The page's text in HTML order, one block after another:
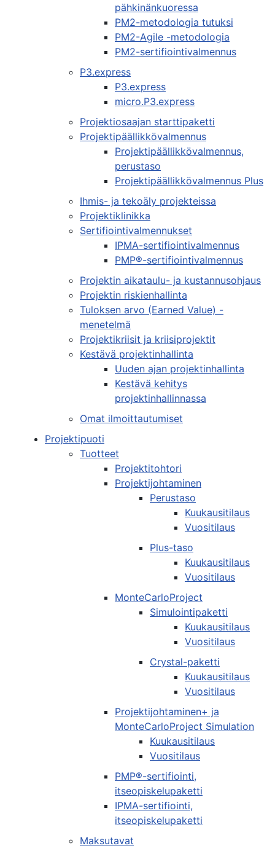
pähkinänkuoressa
PM2-metodologia tutuksi
PM2-Agile -metodologia
PM2-sertifiointivalmennus
P3.express
P3.express
micro.P3.express
Projektiosaajan starttipaketti
Projektipäällikkövalmennus
Projektipäällikkövalmennus,
perustaso
Projektipäällikkövalmennus Plus
Ihmis- ja tekoäly projekteissa
Projektiklinikka
Sertifiointivalmennukset
IPMA-sertifiointivalmennus
PMP®-sertifiointivalmennus
Projektin aikataulu- ja kustannusohjaus
Projektin riskienhallinta
Tuloksen arvo (Earned Value) -
menetelmä
Projektikriisit ja kriisiprojektit
Kestävä projektinhallinta
Uuden ajan projektinhallinta
Kestävä kehitys
projektinhallinnassa
Omat ilmoittautumiset
Projektipuoti
Tuotteet
Projektitohtori
Projektijohtaminen
Perustaso
Kuukausitilaus
Vuositilaus
Plus-taso
Kuukausitilaus
Vuositilaus
MonteCarloProject
Simulointipaketti
Kuukausitilaus
Vuositilaus
Crystal-paketti
Kuukausitilaus
Vuositilaus
Projektijohtaminen+ ja
MonteCarloProject Simulation
Kuukausitilaus
Vuositilaus
PMP®-sertifiointi,
itseopiskelupaketti
IPMA-sertifiointi,
itseopiskelupaketti
Maksutavat